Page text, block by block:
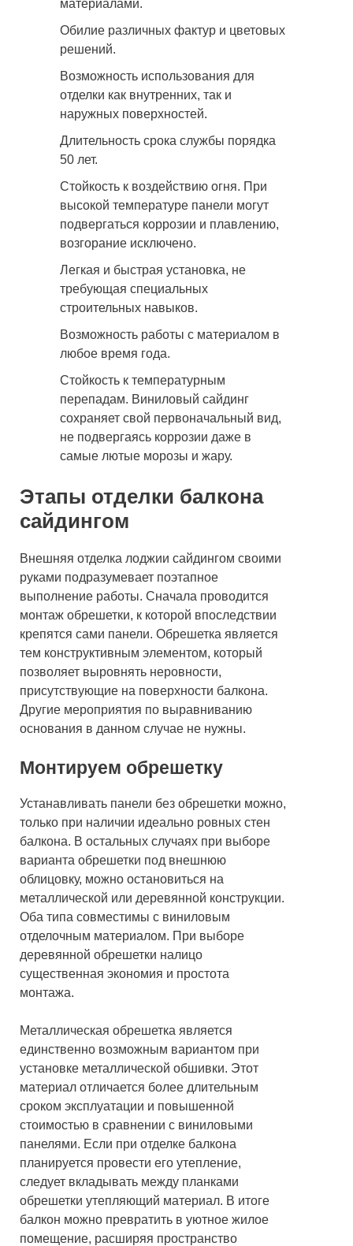
материалами.
Обилие различных фактур и цветовых
решений.
Возможность использования для
отделки как внутренних, так и
наружных поверхностей.
Длительность срока службы порядка
50 лет.
Стойкость к воздействию огня. При
высокой температуре панели могут
подвергаться коррозии и плавлению,
возгорание исключено.
Легкая и быстрая установка, не
требующая специальных
строительных навыков.
Возможность работы с материалом в
любое время года.
Стойкость к температурным
перепадам. Виниловый сайдинг
сохраняет свой первоначальный вид,
не подвергаясь коррозии даже в
самые лютые морозы и жару.
Этапы отделки балкона
сайдингом
Внешняя отделка лоджии сайдингом своими
руками подразумевает поэтапное
выполнение работы. Сначала проводится
монтаж обрешетки, к которой впоследствии
крепятся сами панели. Обрешетка является
тем конструктивным элементом, который
позволяет выровнять неровности,
присутствующие на поверхности балкона.
Другие мероприятия по выравниванию
основания в данном случае не нужны.
Монтируем обрешетку
Устанавливать панели без обрешетки можно,
только при наличии идеально ровных стен
балкона. В остальных случаях при выборе
варианта обрешетки под внешнюю
облицовку, можно остановиться на
металлической или деревянной конструкции.
Оба типа совместимы с виниловым
отделочным материалом. При выборе
деревянной обрешетки налицо
существенная экономия и простота
монтажа.
Металлическая обрешетка является
единственно возможным вариантом при
установке металлической обшивки. Этот
материал отличается более длительным
сроком эксплуатации и повышенной
стоимостью в сравнении с виниловыми
панелями. Если при отделке балкона
планируется провести его утепление,
следует вкладывать между планками
обрешетки утепляющий материал. В итоге
балкон можно превратить в уютное жилое
помещение, расширяя пространство